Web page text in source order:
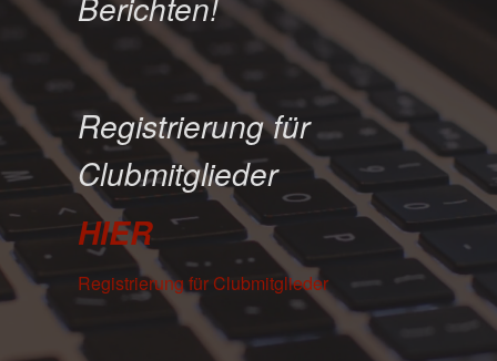
Registrierung für
Clubmitglieder
HIER
Registrierung für Clubmitglieder